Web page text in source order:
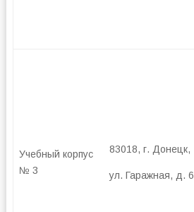
Учебный корпус
№ 3
83018, г. Донецк,
ул. Гаражная, д. 6